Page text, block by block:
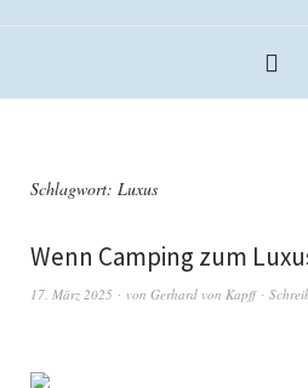
Schlagwort: Luxus
Wenn Camping zum
17. März 2025 von Gerhard von Kapff